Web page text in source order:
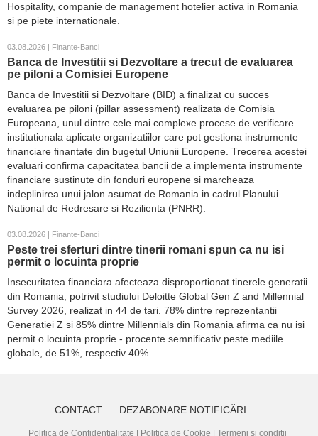
Hospitality, companie de management hotelier activa in Romania
si pe piete internationale.
03.08.2026 | Finante-Banci
Banca de Investitii si Dezvoltare a trecut de evaluarea
pe piloni a Comisiei Europene
Banca de Investitii si Dezvoltare (BID) a finalizat cu succes
evaluarea pe piloni (pillar assessment) realizata de Comisia
Europeana, unul dintre cele mai complexe procese de verificare
institutionala aplicate organizatiilor care pot gestiona instrumente
financiare finantate din bugetul Uniunii Europene. Trecerea acestei
evaluari confirma capacitatea bancii de a implementa instrumente
financiare sustinute din fonduri europene si marcheaza
indeplinirea unui jalon asumat de Romania in cadrul Planului
National de Redresare si Rezilienta (PNRR).
03.08.2026 | Finante-Banci
Peste trei sferturi dintre tinerii romani spun ca nu isi
permit o locuinta proprie
Insecuritatea financiara afecteaza disproportionat tinerele generatii
din Romania, potrivit studiului Deloitte Global Gen Z and Millennial
Survey 2026, realizat in 44 de tari. 78% dintre reprezentantii
Generatiei Z si 85% dintre Millennials din Romania afirma ca nu isi
permit o locuinta proprie - procente semnificativ peste mediile
globale, de 51%, respectiv 40%.
CONTACT DEZABONARE NOTIFICĂRI
Politica de Confidențialitate Politica de Cookie Termeni și condiții